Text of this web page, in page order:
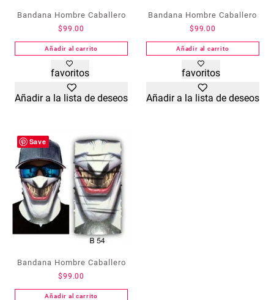
Bandana Hombre Caballero
$99.00
Añadir al carrito
favoritos
Añadir a la lista de deseos
Bandana Hombre Caballero
$99.00
Añadir al carrito
favoritos
Añadir a la lista de deseos
Save
Bandana Hombre Caballero
$99.00
Añadir al carrito